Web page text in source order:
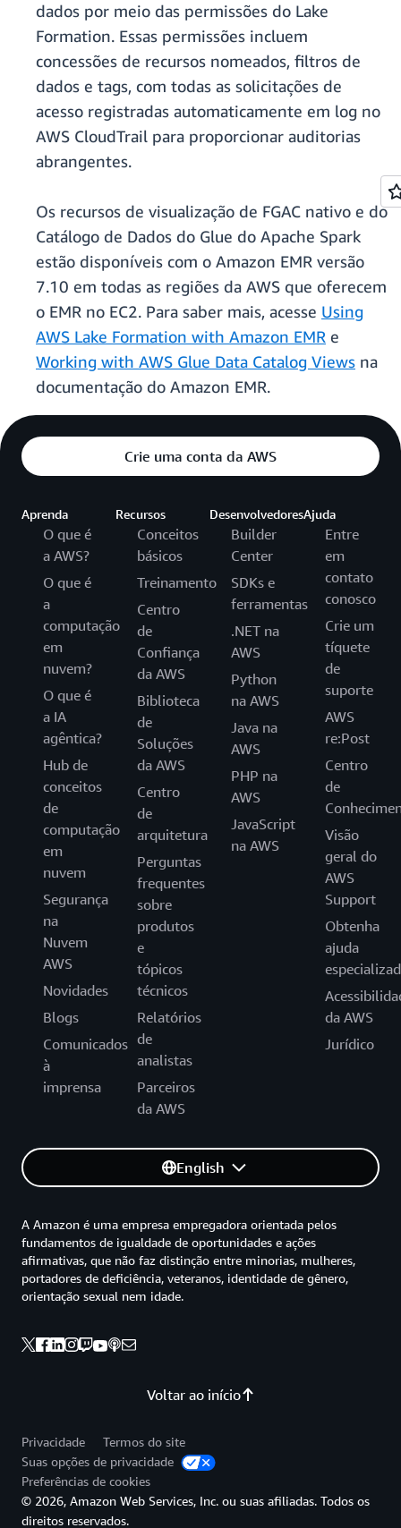
dados por meio das permissões do Lake
Formation. Essas permissões incluem
concessões de recursos nomeados, filtros de
dados e tags, com todas as solicitações de
acesso registradas automaticamente em log no
AWS CloudTrail para proporcionar auditorias
abrangentes.
Os recursos de visualização de FGAC nativo e do
Catálogo de Dados do Glue do Apache Spark
estão disponíveis com o Amazon EMR versão
7.10 em todas as regiões da AWS que oferecem
o EMR no EC2. Para saber mais, acesse Using
AWS Lake Formation with Amazon EMR e
Working with AWS Glue Data Catalog Views na
documentação do Amazon EMR.
Crie uma conta da AWS
Aprenda
O que é
a AWS?
O que é
a
computação
em
nuvem?
O que é
a IA
agêntica?
Hub de
conceitos
de
computação
em
nuvem
Segurança
na
Nuvem
AWS
Novidades
Blogs
Comunicados
à
imprensa
Recursos
Conceitos
básicos
Treinamento
Centro
de
Confiança
da AWS
Biblioteca
de
Soluções
da AWS
Centro
de
arquitetura
Perguntas
frequentes
sobre
produtos
e
tópicos
técnicos
Relatórios
de
analistas
Parceiros
da AWS
Desenvolvedores
Builder
Center
SDKs e
ferramentas
.NET na
AWS
Python
na AWS
Java na
AWS
PHP na
AWS
JavaScript
na AWS
Ajuda
Entre
em
contato
conosco
Crie um
tíquete
de
suporte
AWS
re:Post
Centro
de
Visão
geral do
AWS
Support
Obtenha
ajuda
da AWS
Jurídico
English
Voltar ao início
A Amazon é uma empresa empregadora orientada pelos
fundamentos de igualdade de oportunidades e ações
afirmativas, que não faz distinção entre minorias, mulheres,
portadores de deficiência, veteranos, identidade de gênero,
orientação sexual nem idade.
Privacidade
Termos do site
Suas opções de privacidade
Preferências de cookies
© 2026, Amazon Web Services, Inc. ou suas afiliadas. Todos os
direitos reservados.